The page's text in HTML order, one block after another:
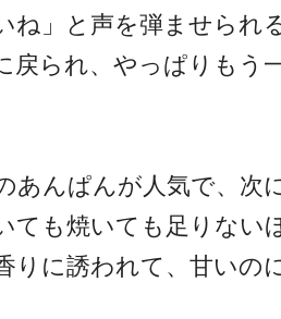
ね」と声を弾ませられ
戻られ、やっぱりもう
あんぱんが人気で、次
ても焼いても足りない
りに誘われて、甘いの